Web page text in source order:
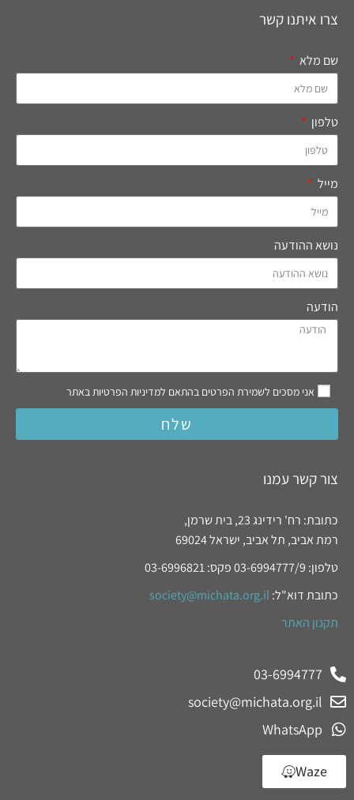
צרו איתנו קשר
שם מלא
טלפון
מייל
נושא ההודעה
הודעה
אני מסכים לשמירת הפרטים בהתאם למדיניות הפרטיות באתר
שלח
צור קשר עמנו
כתובת: רח' רידינג 23, בית שרמן,
רמת אביב, תל אביב, ישראל 69024
טלפון: 03-6994777/9 פקס: 03-6996821
כתובת דוא"ל: society@michata.org.il
תקנון האתר
03-6994777
society@michata.org.il
WhatsApp
Waze